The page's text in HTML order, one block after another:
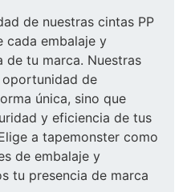
de nuestras cintas PP
cada embalaje y
tu marca. Nuestras
de
única, sino que
y eficiencia de tus
a tapemonster como
de embalaje y
tu presencia de marca